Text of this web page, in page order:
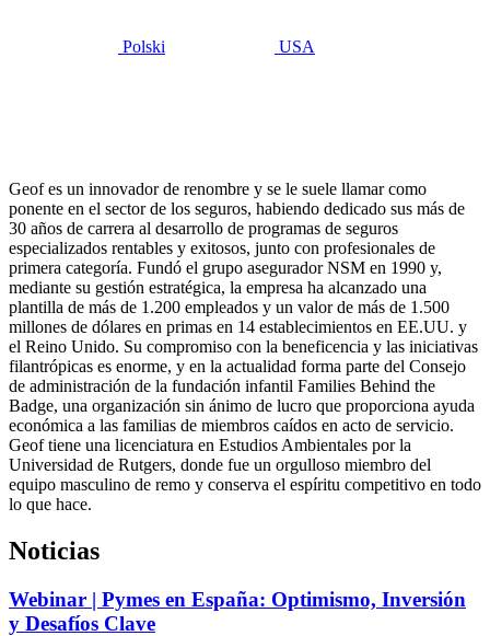
Polski
USA
Geof es un innovador de renombre y se le suele llamar como
ponente en el sector de los seguros, habiendo dedicado sus más de
30 años de carrera al desarrollo de programas de seguros
especializados rentables y exitosos, junto con profesionales de
primera categoría. Fundó el grupo asegurador NSM en 1990 y,
mediante su gestión estratégica, la empresa ha alcanzado una
plantilla de más de 1.200 empleados y un valor de más de 1.500
millones de dólares en primas en 14 establecimientos en EE.UU. y
el Reino Unido. Su compromiso con la beneficencia y las iniciativas
filantrópicas es enorme, y en la actualidad forma parte del Consejo
de administración de la fundación infantil Families Behind the
Badge, una organización sin ánimo de lucro que proporciona ayuda
económica a las familias de miembros caídos en acto de servicio.
Geof tiene una licenciatura en Estudios Ambientales por la
Universidad de Rutgers, donde fue un orgulloso miembro del
equipo masculino de remo y conserva el espíritu competitivo en todo
lo que hace.
Noticias
Webinar | Pymes en España: Optimismo, Inversión
y Desafíos Clave